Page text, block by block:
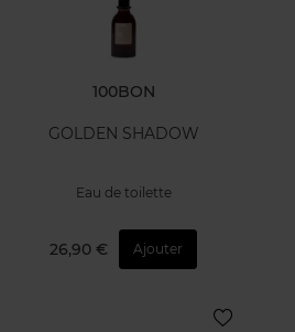
100BON
GOLDEN SHADOW
Eau de toilette
26,90 € Ajouter